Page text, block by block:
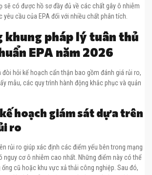
sẽ có được hồ sơ đầy đủ về các chất gây ô nhiễm
cầu của EPA đối với nhiều chất phân tích.
khung pháp lý tuân thủ
EPA năm 2026
đòi hỏi kế hoạch cẩn thận bao gồm đánh giá rủi ro,
mẫu, các quy trình hành động khắc phục và quản
hoạch giám sát dựa trên
ro
rủi ro giúp xác định các điểm yếu bên trong mạng
nguy cơ ô nhiễm cao nhất. Những điểm này có thể
cũ hoặc khu vực xả thải công nghiệp. Sau đó,